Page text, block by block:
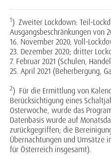
1) Zweiter Lockdown: Teil-
Ausgangsbeschränkungen von
16. November 2020, Voll-
23. Dezember 2020; dritter
7. Februar 2021 (Schulen,
25. April 2021 (Beherbergung,
2) Für die Ermittlung von
Berücksichtigung eines
Osterwoche, wurde das
Datenbasis wurde auf
zurückgegriffen; die
Übernachtungen und Umsätze
für Österreich insgesamt).